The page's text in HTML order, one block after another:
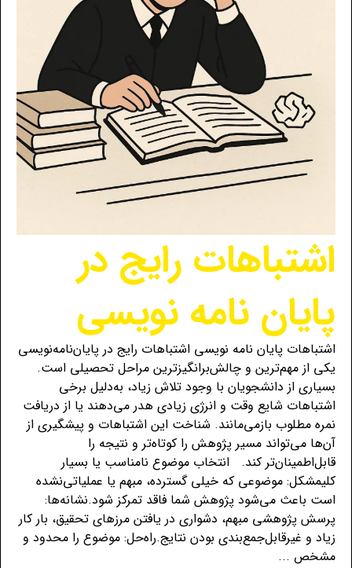
اشتباهات رایج در
پایان نامه نویسی
اشتباهات پایان نامه نویسی اشتباهات رایج در پایان‌نامه‌نویسی
یکی از مهم‌ترین و چالش‌برانگیزترین مراحل تحصیلی است.
بسیاری از دانشجویان با وجود تلاش زیاد، به‌دلیل برخی
اشتباهات شایع وقت و انرژی زیادی هدر می‌دهند یا از دریافت
نمره مطلوب بازمی‌مانند. شناخت این اشتباهات و پیشگیری از
آن‌ها می‌تواند مسیر پژوهش را کوتاه‌تر و نتیجه را
قابل‌اطمینان‌تر کند. انتخاب موضوع نامناسب یا بسیار
کلیمشکل: موضوعی که خیلی گسترده، مبهم یا عملیاتی‌نشده
است باعث می‌شود پژوهش شما فاقد تمرکز شود.نشانه‌ها:
پرسش پژوهشی مبهم، دشواری در یافتن مرزهای تحقیق، بار کار
زیاد و غیرقابل‌جمع‌بندی بودن نتایج.راه‌حل: موضوع را محدود و
مشخص ...